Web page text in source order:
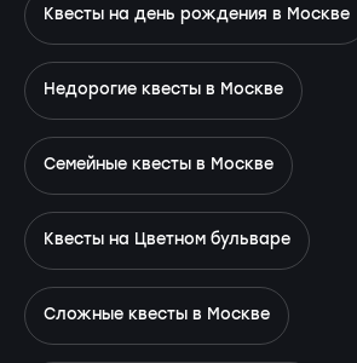
Квесты на день рождения в Москве
Недорогие квесты в Москве
Семейные квесты в Москве
Квесты на Цветном бульваре
Сложные квесты в Москве